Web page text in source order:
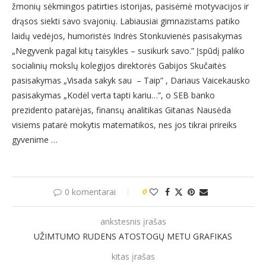
žmonių sėkmingos patirties istorijas, pasisėmė motyvacijos ir
drąsos siekti savo svajonių. Labiausiai gimnazistams patiko
laidų vedėjos, humoristės Indrės Stonkuvienės pasisakymas
„Negyvenk pagal kitų taisykles – susikurk savo.” Įspūdį paliko
socialinių mokslų kolegijos direktorės Gabijos Skučaitės
pasisakymas „Visada sakyk sau – Taip” , Dariaus Vaicekausko
pasisakymas „Kodėl verta tapti kariu…”, o SEB banko
prezidento patarėjas, finansų analitikas Gitanas Nausėda
visiems patarė mokytis matematikos, nes jos tikrai prireiks
gyvenime …
0 komentarai 0
ankstesnis įrašas
UŽIMTUMO RUDENS ATOSTOGŲ METU GRAFIKAS
kitas įrašas